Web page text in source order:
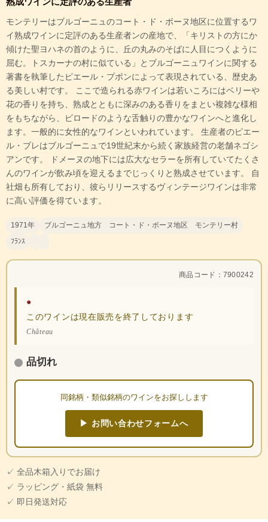
モンテリーはブルゴーニュのコート・ド・ボーヌ地区に位置するワ
イ熟成ワインに定評のある生産者ンの産地で、「キリストの方にか
傾けた聖ヨハネの首のように、丘の丸みのそばに人目につくように
屈む。トスカーナの村に似ている」とブルゴーニュワインに関する
著書を執筆したピエール・プポンによって表現されている、歴史あ
る美しい村です。 ここで造られる赤ワインは若いころにはベリーや
花の香りを持ち、熟成とともに深みのある香りをまとい複雑な様相
をもちながら、ビロードのような舌触りの豊かなワインへと進化し
ます。一般的に女性的なワインといわれています。 生産者のピエー
ル・ブレはブルゴーニュで19世紀末から続く家族経営の老舗ネゴシ
アンです。 ドメーヌの地下には広大なセラーを所有していてたくさ
んのワインが飲み頃を迎えるまでじっくりと熟成させています。 自
社畑も所有しており、彼らリリースするヴィンテージワインは非常
に高い評価を得ています。
1971年
ブルゴーニュ地方 コート・ド・ボーヌ地区 モンテリー村
ﾌﾗﾝｽ
商品コード：7900242
●
このワインは現在販売を終了しております
Château
品切れ
同銘柄・類似銘柄のワインをお探しします
▶ お問い合わせフォームへ
✓ 全品木箱入りでお届け
✓ ラッピング・紙袋 無料
✓ 即日発送対応